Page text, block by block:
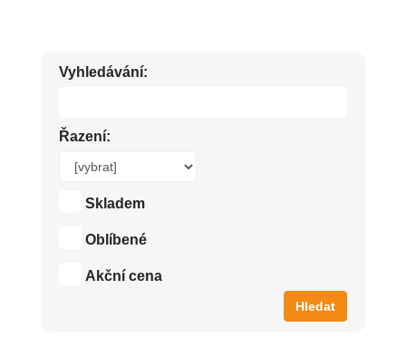
Vyhledávání:
Řazení:
Skladem
Oblíbené
Akční cena
Hledat